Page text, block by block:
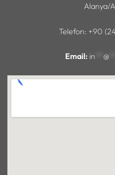
Alanya/
Telefon: +90
Email: in @